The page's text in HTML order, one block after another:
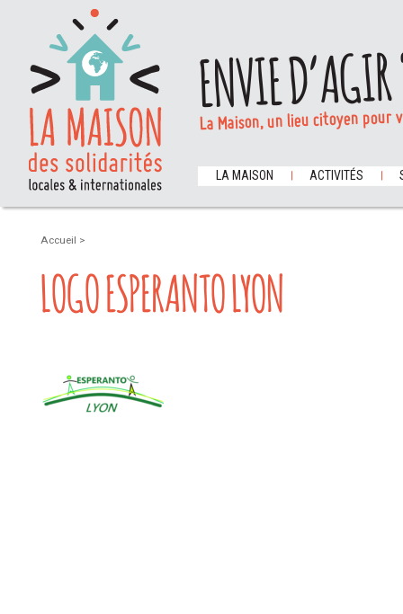
ENVIE
La Maison, un lieu citoyen
LA MAISON ACTIVITÉS
Accueil >
LOGO ESPERANTO LYON